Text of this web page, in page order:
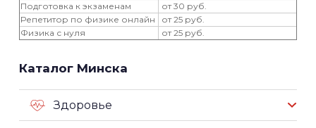
Подготовка к экзаменам
от 30 руб.
Репетитор по физике онлайн
от 25 руб.
Физика с нуля
от 25 руб.
Каталог Минска
Здоровье